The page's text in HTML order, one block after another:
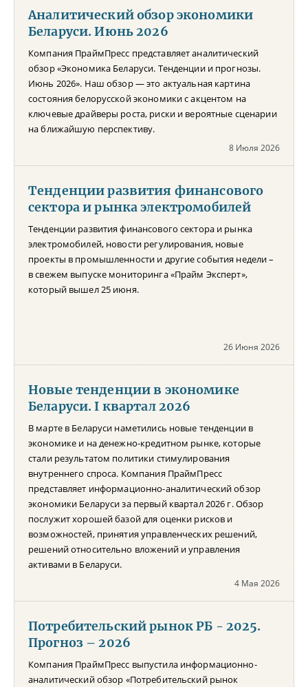
Аналитический обзор экономики
Беларуси. Июнь 2026
Компания ПраймПресс представляет аналитический
обзор «Экономика Беларуси. Тенденции и прогнозы.
Июнь 2026». Наш обзор — это актуальная картина
состояния белорусской экономики с акцентом на
ключевые драйверы роста, риски и вероятные сценарии
на ближайшую перспективу.
8 Июля 2026
Тенденции развития финансового
сектора и рынка электромобилей
Тенденции развития финансового сектора и рынка
электромобилей, новости регулирования, новые
проекты в промышленности и другие события недели –
в свежем выпуске мониторинга «Прайм Эксперт»,
который вышел 25 июня.
26 Июня 2026
Новые тенденции в экономике
Беларуси. I квартал 2026
В марте в Беларуси наметились новые тенденции в
экономике и на денежно-кредитном рынке, которые
стали результатом политики стимулирования
внутреннего спроса. Компания ПраймПресс
представляет информационно-аналитический обзор
экономики Беларуси за первый квартал 2026 г. Обзор
послужит хорошей базой для оценки рисков и
возможностей, принятия управленческих решений,
решений относительно вложений и управления
активами в Беларуси.
4 Мая 2026
Потребительский рынок РБ - 2025.
Прогноз – 2026
Компания ПраймПресс выпустила информационно-
аналитический обзор «Потребительский рынок